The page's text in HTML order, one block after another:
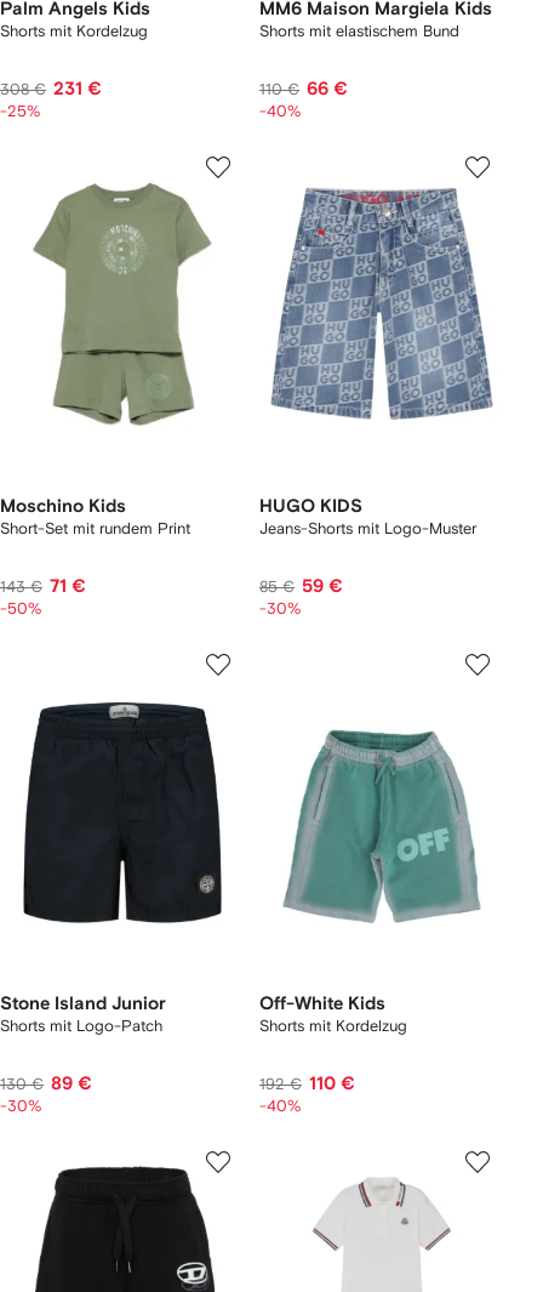
Palm Angels Kids
Shorts mit Kordelzug
308 € 231 €
-25%
MM6 Maison Margiela Kids
Shorts mit elastischem Bund
110 € 66 €
-40%
Moschino Kids
Short-Set mit rundem Print
143 € 71 €
-50%
HUGO KIDS
Jeans-Shorts mit Logo-Muster
85 € 59 €
-30%
Stone Island Junior
Shorts mit Logo-Patch
130 € 89 €
-30%
Off-White Kids
Shorts mit Kordelzug
192 € 110 €
-40%